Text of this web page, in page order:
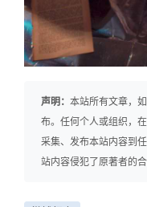
声明： 本站所有文章，
布。任何个人或组织，
采集、发布本站内容到
站内容侵犯了原著者的